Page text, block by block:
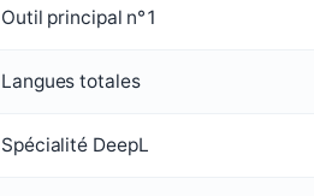
Outil principal n°1
Langues totales
Spécialité DeepL